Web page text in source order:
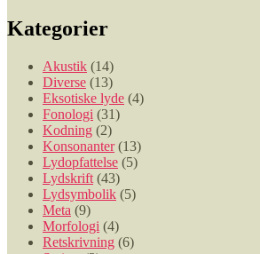
Kategorier
Akustik (14)
Diverse (13)
Eksotiske lyde (4)
Fonologi (31)
Kodning (2)
Konsonanter(13)
Lydopfattelse (5)
Lydskrift (43)
Lydsymbolik (5)
Meta (9)
Morfologi (4)
Retskrivning (6)